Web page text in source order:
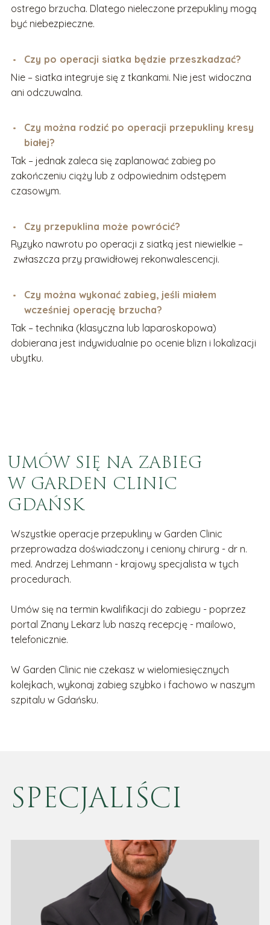
ostrego brzucha. Dlatego nieleczone przepukliny mogą
być niebezpieczne.
Czy po operacji siatka będzie przeszkadzać?
Nie – siatka integruje się z tkankami. Nie jest widoczna
ani odczuwalna.
Czy można rodzić po operacji przepukliny kresy
białej?
Tak – jednak zaleca się zaplanować zabieg po
zakończeniu ciąży lub z odpowiednim odstępem
czasowym.
Czy przepuklina może powrócić?
Ryzyko nawrotu po operacji z siatką jest niewielkie –
zwłaszcza przy prawidłowej rekonwalescencji.
Czy można wykonać zabieg, jeśli miałem
wcześniej operację brzucha?
Tak – technika (klasyczna lub laparoskopowa)
dobierana jest indywidualnie po ocenie blizn i lokalizacji
ubytku.
UMÓW SIĘ NA ZABIEG
W GARDEN CLINIC
GDAŃSK
Wszystkie operacje przepukliny w Garden Clinic
przeprowadza doświadczony i ceniony chirurg - dr n.
med. Andrzej Lehmann - krajowy specjalista w tych
procedurach.
Umów się na termin kwalifikacji do zabiegu - poprzez
portal Znany Lekarz lub naszą recepcję - mailowo,
telefonicznie.
W Garden Clinic nie czekasz w wielomiesięcznych
kolejkach, wykonaj zabieg szybko i fachowo w naszym
szpitalu w Gdańsku.
SPECJALIŚCI